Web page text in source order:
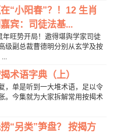
“小阳春”？！12 生肖
宾：司徒法基...
年旺势开局！邀得堪舆学家司徒
级副总裁曹德明分别从玄学及按
...
术语字典（上）
，单是听到一大堆术语，足以令
。今集就为大家拆解常用按揭术
“另类”笋盘？ 按揭方